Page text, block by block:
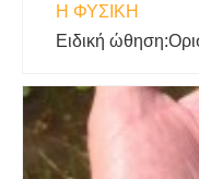
Η ΦΥΣΙΚΗ
Ειδική